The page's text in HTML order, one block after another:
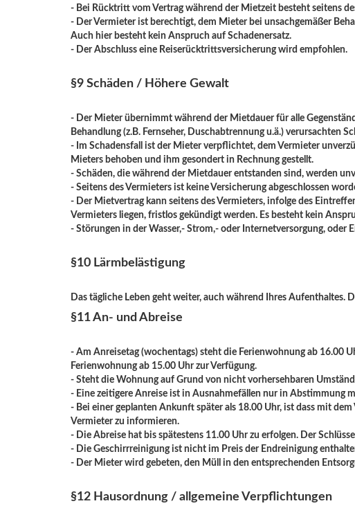
- Bei Rücktritt vom Vertrag während der Mietzeit besteht seitens
- Der Vermieter ist berechtigt, dem Mieter bei unsachgemäßer
Auch hier besteht kein Anspruch auf Schadenersatz.
- Der Abschluss eine Reiserücktrittsversicherung wird empfohlen.
§9 Schäden / Höhere Gewalt
- Der Mieter übernimmt während der Mietdauer für alle
Behandlung (z.B. Fernseher, Duschabtrennung u.ä.)
- Im Schadensfall ist der Mieter verpflichtet, dem Vermieter
Mieters behoben und ihm gesondert in Rechnung gestellt.
- Schäden, die während der Mietdauer entstanden sind, werden
- Seitens des Vermieters ist keine Versicherung abgeschlossen
- Der Mietvertrag kann seitens des Vermieters, infolge des
Vermieters liegen, fristlos gekündigt werden. Es besteht kein
- Störungen in der Wasser,- Strom,- oder Internetversorgung, oder
§10 Lärmbelästigung
Das tägliche Leben geht weiter, auch während Ihres
§11 An- und Abreise
- Am Anreisetag (wochentags) steht die Ferienwohnung ab 16.00
Ferienwohnung ab 15.00 Uhr zur Verfügung.
- Steht die Wohnung auf Grund von nicht vorhersehbaren
- Eine zeitigere Anreise ist in Ausnahmefällen nur in Abstimmung
- Bei einer geplanten Ankunft später als 18.00 Uhr, ist dass mit
Vermieter zu informieren.
- Die Abreise hat bis spätestens 11.00 Uhr zu erfolgen. Der
- Die Geschirrreinigung ist nicht im Preis der Endreinigung
- Der Mieter wird gebeten, den Müll in den entsprechenden
§12 Hausordnung / allgemeine Verpflichtungen